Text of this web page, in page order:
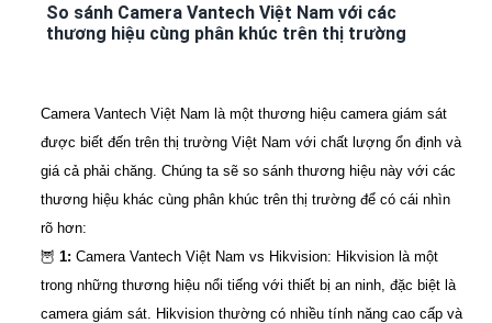
So sánh Camera Vantech Việt Nam với các
thương hiệu cùng phân khúc trên thị trường
Camera Vantech Việt Nam là một thương hiệu camera giám sát
được biết đến trên thị trường Việt Nam với chất lượng ổn định và
giá cả phải chăng. Chúng ta sẽ so sánh thương hiệu này với các
thương hiệu khác cùng phân khúc trên thị trường để có cái nhìn
rõ hơn:
🦉 1: Camera Vantech Việt Nam vs Hikvision: Hikvision là một
trong những thương hiệu nổi tiếng với thiết bị an ninh, đặc biệt là
camera giám sát. Hikvision thường có nhiều tính năng cao cấp và